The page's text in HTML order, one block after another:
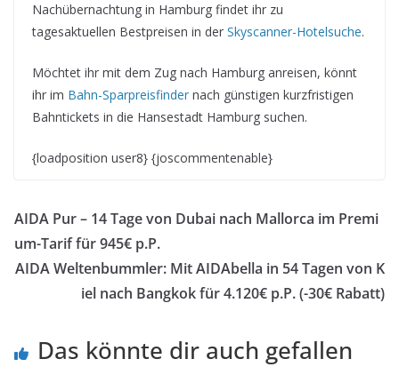
Nachübernachtung in Hamburg findet ihr zu
tagesaktuellen Bestpreisen in der Skyscanner-Hotelsuche.
Möchtet ihr mit dem Zug nach Hamburg anreisen, könnt
ihr im Bahn-Sparpreisfinder nach günstigen kurzfristigen
Bahntickets in die Hansestadt Hamburg suchen.
{loadposition user8} {joscommentenable}
AIDA Pur – 14 Tage von Dubai nach Mallorca im Premi
um-Tarif für 945€ p.P.
AIDA Weltenbummler: Mit AIDAbella in 54 Tagen von K
iel nach Bangkok für 4.120€ p.P. (-30€ Rabatt)
Das könnte dir auch gefallen